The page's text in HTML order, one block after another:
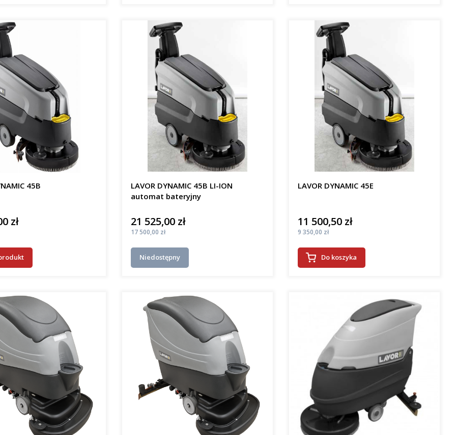
45B
zł
LAVOR DYNAMIC 45B LI-ION
automat bateryjny
Cena
21 525,00 zł
Cena
17 500,00 zł
Niedostępny
LAVOR DYNAMIC 45E
Cena
11 500,50 zł
Cena
9 350,00 zł
Do koszyka